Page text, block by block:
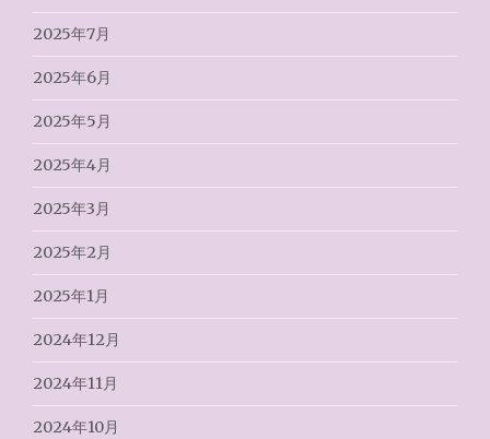
2025年7月
2025年6月
2025年5月
2025年4月
2025年3月
2025年2月
2025年1月
2024年12月
2024年11月
2024年10月